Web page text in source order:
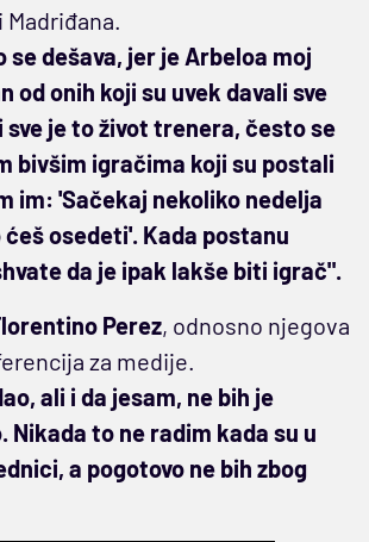
se dešava, jer je Arbeloa moj
od onih koji su uvek davali sve
sve je to život trenera, često se
bivšim igračima koji su postali
im: 'Sačekaj nekoliko nedelja
osedeti'. Kada postanu
da je ipak lakše biti igrač".
Perez, odnosno njegova
za medije.
ali i da jesam, ne bih je
Nikada to ne radim kada su u
a pogotovo ne bih zbog